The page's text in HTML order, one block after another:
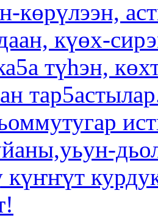
көрүлээн,
күөх-
түһэн,